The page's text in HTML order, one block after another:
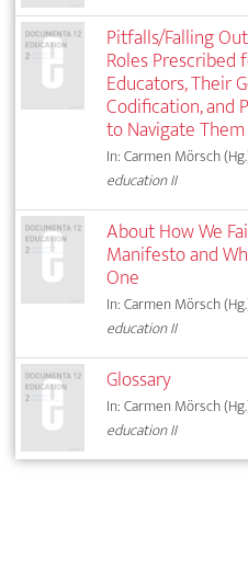
Pitfalls/Falling
Roles Prescribed
Educators, Their
Codification, and
to Navigate Them
In: Carmen Mörsch
education II
About How We
Manifesto and
One
In: Carmen Mörsch
education II
Glossary
In: Carmen Mörsch
education II